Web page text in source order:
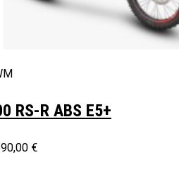
RS-R ABS E5+
€